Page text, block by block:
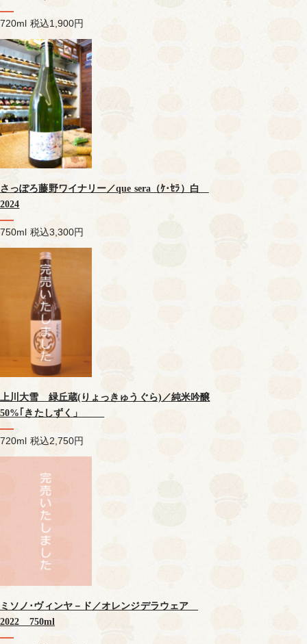
720ml 税込1,900円
さっぽろ藤野ワイナリー／que sera（ｹ･ｾﾗ）白
2024
750ml 税込3,300円
上川大雪 緑丘蔵(りょっきゅうぐら)／純米吟醸
50%｢きたしずく」
720ml 税込2,750円
ミソノ･ヴィンヤ－ド／オレンジデラウェア
2022 750ml